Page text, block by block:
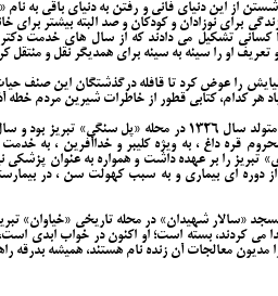
از این دنیای فانی و رفتن به دنیای باقی به نام
برای نوزادان و کودکان و صد البته بیشتر برای
کسانی تشکیل می دادند که از سال های خدمت دکتر
تعریف او را سینه به سینه برای همدیگر نقل و منتقل
را عوض کرد تا قافله درگذشتگان این صنف
هر کدام، کتابی قطور از خاطرات شیرین مردم خطه
زنده یاد دکتر حسن نویدنیا، متولد سال ۱۳۲۶ در محله
قره داغ ، به ویژه کلیبر و خداآفرین ، به
تبریز را بر عهده داشت و همواره به عنوان
دوره ای بیماری و به سبب کهولت سن ، در
«سالار شهیدان» در محله تاریخی «خیاوان»
پیدا می کردند، بسته است؛ او اکنون در خواب ابدی
مدیون معالجات آن زنده نام هستند، همیشه